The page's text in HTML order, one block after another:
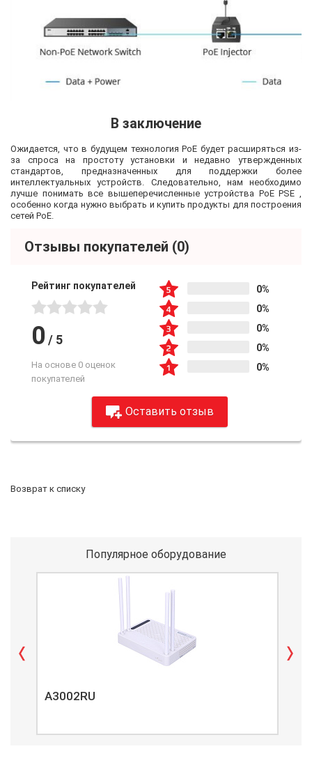
В заключение
Ожидается, что в будущем технология PoE будет расширяться из-
за спроса на простоту установки и недавно утвержденных
стандартов, предназначенных для поддержки более
интеллектуальных устройств. Следовательно, нам необходимо
лучше понимать все вышеперечисленные устройства PoE PSE ,
особенно когда нужно выбрать и купить продукты для построения
сетей PoE.
Отзывы покупателей (0)
Рейтинг покупателей
0 / 5
На основе 0 оценок
покупателей
0%
0%
0%
0%
0%
Оставить отзыв
Возврат к списку
Популярное оборудование
A3002RU